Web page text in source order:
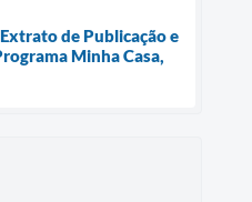
de Publicação e
Minha Casa,